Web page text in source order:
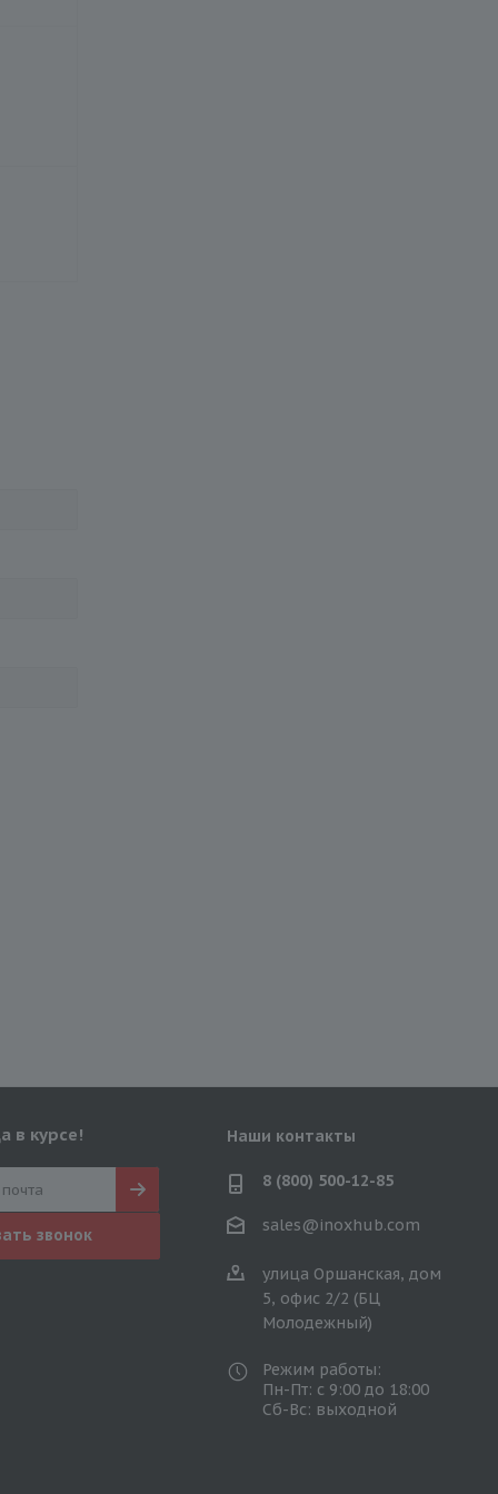
в курсе!
звонок
Наши контакты
8 (800) 500-12-85
sales@inoxhub.com
улица Оршанская, дом
5, офис 2/2 (БЦ
Молодежный)
Режим работы:
Пн-Пт: с 9:00 до 18:00
Сб-Вс: выходной